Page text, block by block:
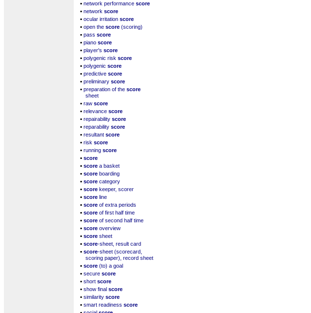
▪ network performance score
▪ network score
▪ ocular irritation score
▪ open the score (scoring)
▪ pass score
▪ piano score
▪ player's score
▪ polygenic risk score
▪ polygenic score
▪ predictive score
▪ preliminary score
▪ preparation of the score
sheet
▪ raw score
▪ relevance score
▪ repairability score
▪ reparability score
▪ resultant score
▪ risk score
▪ running score
▪ score
▪ score a basket
▪ score boarding
▪ score category
▪ score keeper, scorer
▪ score line
▪ score of extra periods
▪ score of first half time
▪ score of second half time
▪ score overview
▪ score sheet
▪ score-sheet, result card
▪ score-sheet (scorecard,
scoring paper), record sheet
▪ score (to) a goal
▪ secure score
▪ short score
▪ show final score
▪ similarity score
▪ smart readiness score